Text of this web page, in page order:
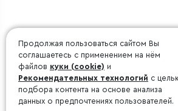
Продолжая пользоваться сайтом Вы
соглашаетесь с применением на нём
файлов куки (cookie) и
Рекомендательных технологий с
подбора контента на основе анализа
данных о предпочтениях пользователей.